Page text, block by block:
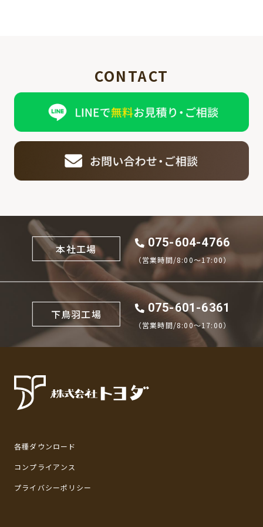
CONTACT
本社工場 075-604-4766
（営業時間/8:00〜17:00）
下鳥羽工場 075-601-6361
（営業時間/8:00〜17:00）
各種ダウンロード
コンプライアンス
プライバシーポリシー